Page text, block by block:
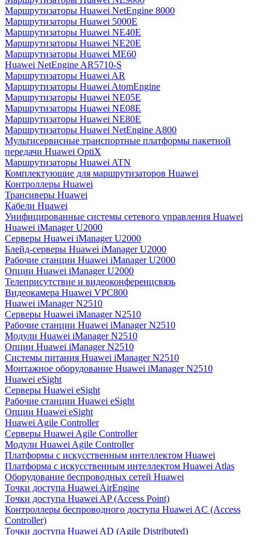
Маршрутизаторы Huawei NetEngine 8000
Маршрутизаторы Huawei 5000E
Маршрутизаторы Huawei NE40E
Маршрутизаторы Huawei NE20E
Маршрутизаторы Huawei ME60
Huawei NetEngine AR5710-S
Маршрутизаторы Huawei AR
Маршрутизаторы Huawei AtomEngine
Маршрутизаторы Huawei NE05E
Маршрутизаторы Huawei NE08E
Маршрутизаторы Huawei NE80E
Маршрутизаторы Huawei NetEngine A800
Мультисервисные транспортные платформы пакетной
передачи Huawei OptiX
Маршрутизаторы Huawei ATN
Комплектующие для маршрутизаторов Huawei
Контроллеры Huawei
Трансиверы Huawei
Кабели Huawei
Унифицированные системы сетевого управления Huawei
Huawei iManager U2000
Серверы Huawei iManager U2000
Блейд-серверы Huawei iManager U2000
Рабочие станции Huawei iManager U2000
Опции Huawei iManager U2000
Телеприсутствие и видеоконференцсвязь
Видеокамера Huawei VPC800
Huawei iManager N2510
Серверы Huawei iManager N2510
Рабочие станции Huawei iManager N2510
Модули Huawei iManager N2510
Опции Huawei iManager N2510
Системы питания Huawei iManager N2510
Монтажное оборудование Huawei iManager N2510
Huawei eSight
Серверы Huawei eSight
Рабочие станции Huawei eSight
Опции Huawei eSight
Huawei Agile Controller
Серверы Huawei Agile Controller
Модули Huawei Agile Controller
Платформы с искусственным интеллектом Huawei
Платформа с искусственным интеллектом Huawei Atlas
Оборудование беспроводных сетей Huawei
Точки доступа Huawei AirEngine
Точки доступа Huawei AP (Access Point)
Контроллеры беспроводного доступа Huawei AC (Access
Controller)
Точки доступа Huawei AD (Agile Distributed)